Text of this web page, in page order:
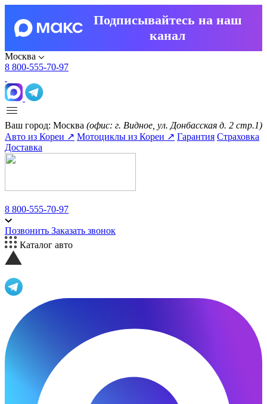
Подписывайтесь на наш
канал
Москва
8 800-555-70-97
Ваш город: Москва (офис: г. Видное, ул. Донбасская д. 2 стр.1)
Авто из Кореи ↗ Мотоциклы из Кореи ↗ Гарантия Страховка
Доставка
8 800-555-70-97
Позвонить Заказать звонок
Каталог авто